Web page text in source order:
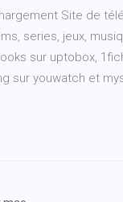
Site de
series, jeux,
sur uptobox,
sur youwatch et